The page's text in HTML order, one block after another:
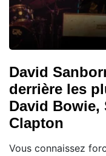
David
derrière les
David Bowie,
Clapton
Vous connaissez